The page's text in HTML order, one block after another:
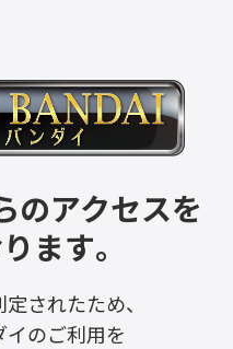
のアクセスを
ます。
されたため、
のご利用を